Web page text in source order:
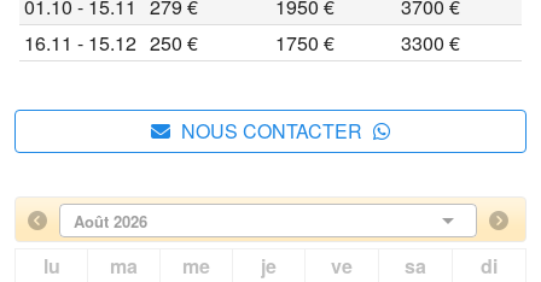
01.10 - 15.11
279 € 1950 €
3700 €
16.11 - 15.12 250 € 1750 € 3300 €
NOUS CONTACTER
Août 2026
lu ma me je ve sa
di